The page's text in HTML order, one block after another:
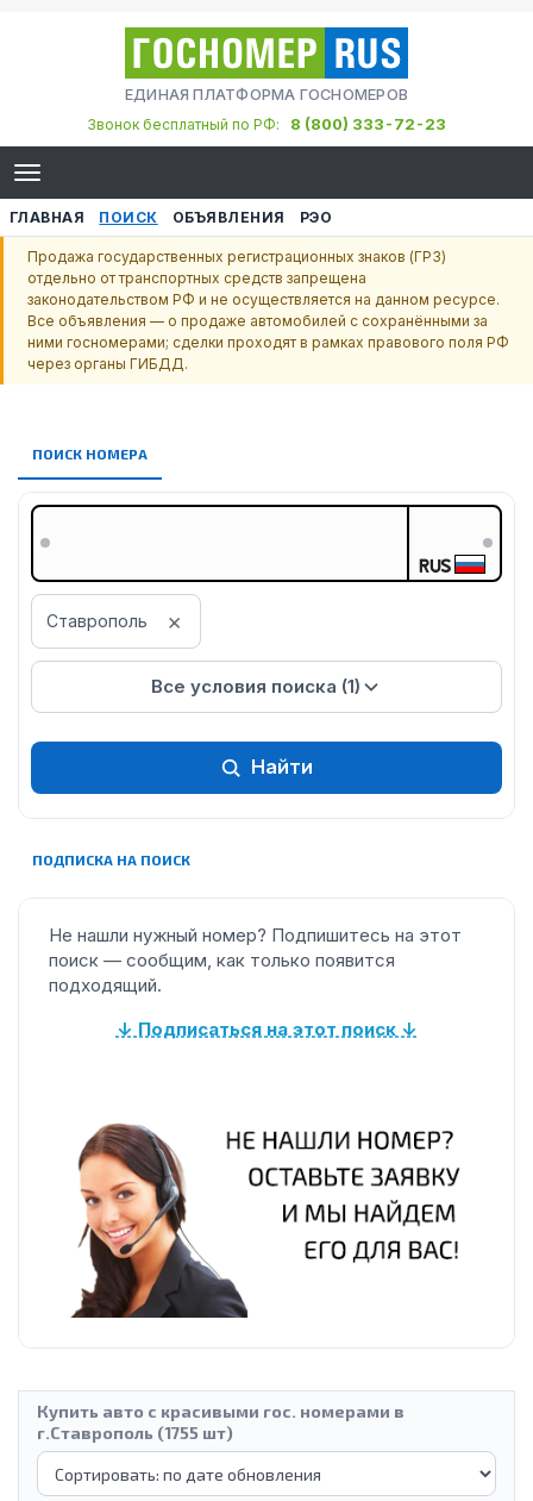
ЕДИНАЯ ПЛАТФОРМА ГОСНОМЕРОВ
Звонок бесплатный по РФ:
8 (800) 333-72-23
ГЛАВНАЯ ПОИСК ОБЪЯВЛЕНИЯ РЭО
Продажа государственных регистрационных знаков (ГРЗ)
отдельно от транспортных средств запрещена
законодательством РФ и не осуществляется на данном ресурсе.
Все объявления — о продаже автомобилей с сохранёнными за
ними госномерами; сделки проходят в рамках правового поля РФ
через органы ГИБДД.
ПОИСК НОМЕРА
RUS
Ставрополь ×
Все условия поиска (1)
Найти
ПОДПИСКА НА ПОИСК
Не нашли нужный номер? Подпишитесь на этот
поиск — сообщим, как только появится
подходящий.
↓ Подписаться на этот поиск ↓
Купить авто с красивыми гос. номерами в
г.Ставрополь (1755 шт)